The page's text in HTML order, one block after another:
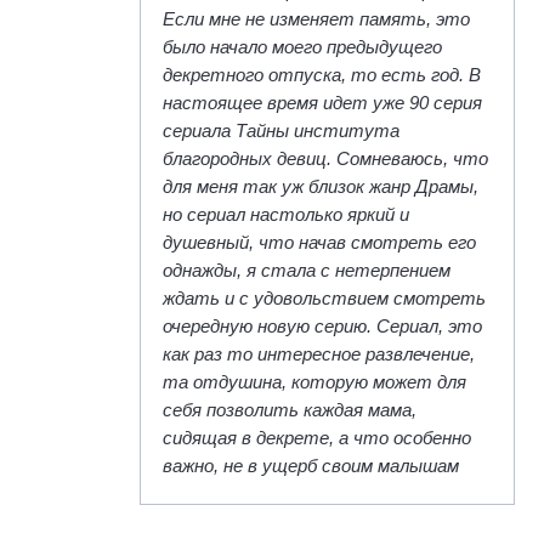
Если мне не изменяет память, это
было начало моего предыдущего
декретного отпуска, то есть год. В
настоящее время идет уже 90 серия
сериала Тайны института
благородных девиц. Сомневаюсь, что
для меня так уж близок жанр Драмы,
но сериал настолько яркий и
душевный, что начав смотреть его
однажды, я стала с нетерпением
ждать и с удовольствием смотреть
очередную новую серию. Сериал, это
как раз то интересное развлечение,
та отдушина, которую может для
себя позволить каждая мама,
сидящая в декрете, а что особенно
важно, не в ущерб своим малышам